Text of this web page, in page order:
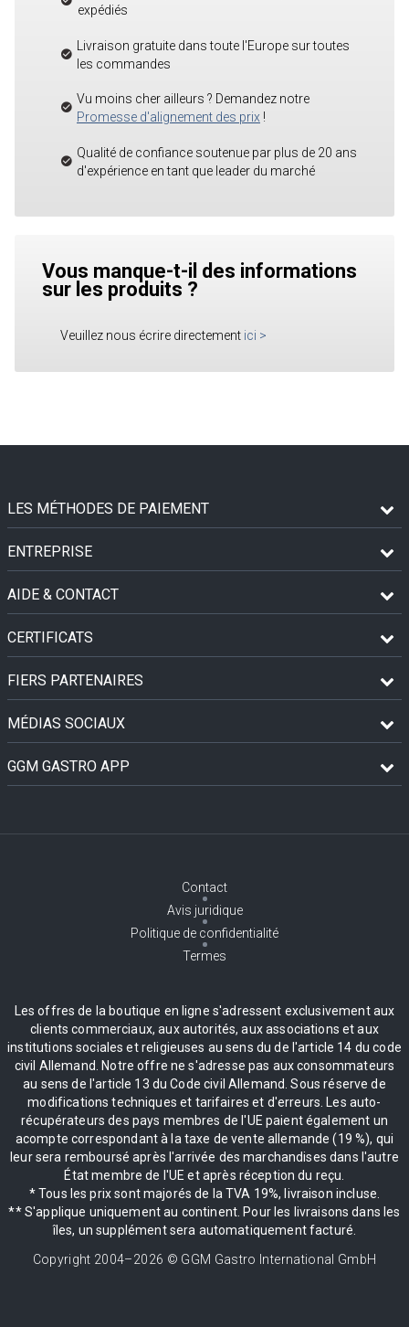
expédiés
Livraison gratuite dans toute l'Europe sur toutes
les commandes
Vu moins cher ailleurs ? Demandez notre
Promesse d'alignement des prix !
Qualité de confiance soutenue par plus de 20 ans
d'expérience en tant que leader du marché
Vous manque-t-il des informations
sur les produits ?
Veuillez nous écrire directement ici >
LES MÉTHODES DE PAIEMENT
ENTREPRISE
AIDE & CONTACT
CERTIFICATS
FIERS PARTENAIRES
MÉDIAS SOCIAUX
GGM GASTRO APP
Contact
Avis juridique
Politique de confidentialité
Termes
Les offres de la boutique en ligne s'adressent exclusivement aux
clients commerciaux, aux autorités, aux associations et aux
institutions sociales et religieuses au sens du de l'article 14 du code
civil Allemand. Notre offre ne s'adresse pas aux consommateurs
au sens de l'article 13 du Code civil Allemand. Sous réserve de
modifications techniques et tarifaires et d'erreurs. Les auto-
récupérateurs des pays membres de l'UE paient également un
acompte correspondant à la taxe de vente allemande (19 %), qui
leur sera remboursé après l'arrivée des marchandises dans l'autre
État membre de l'UE et après réception du reçu.
* Tous les prix sont majorés de la TVA 19%, livraison incluse.
** S'applique uniquement au continent. Pour les livraisons dans les
îles, un supplément sera automatiquement facturé.
Copyright 2004–2026 © GGM Gastro International GmbH